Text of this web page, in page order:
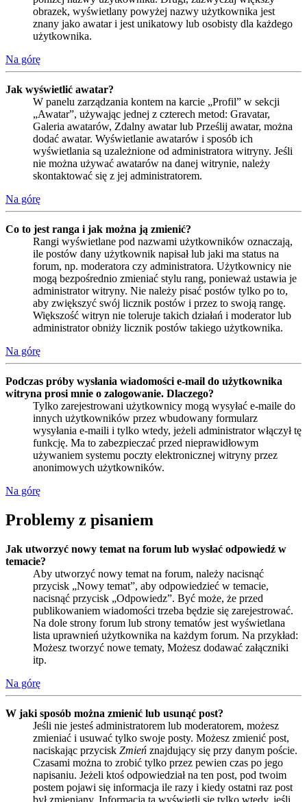
obrazek, wyświetlany powyżej nazwy użytkownika jest
znany jako awatar i jest unikatowy lub osobisty dla każdego
użytkownika.
Na górę
Jak wyświetlić awatar?
W panelu zarządzania kontem na karcie „Profil” w sekcji
„Awatar”, używając jednej z czterech metod: Gravatar,
Galeria awatarów, Zdalny awatar lub Prześlij awatar, można
dodać awatar. Wyświetlanie awatarów i sposób ich
wyświetlania są uzależnione od administratora witryny. Jeśli
nie można używać awatarów na danej witrynie, należy
skontaktować się z jej administratorem.
Na górę
Co to jest ranga i jak można ją zmienić?
Rangi wyświetlane pod nazwami użytkowników oznaczają,
ile postów dany użytkownik napisał lub jaki ma status na
forum, np. moderatora czy administratora. Użytkownicy nie
mogą bezpośrednio zmieniać stylu rang, ponieważ ustawia je
administrator witryny. Nie należy pisać postów tylko po to,
aby zwiększyć swój licznik postów i przez to swoją rangę.
Większość witryn nie toleruje takich działań i moderator lub
administrator obniży licznik postów takiego użytkownika.
Na górę
Podczas próby wysłania wiadomości e-mail do użytkownika
witryna prosi mnie o zalogowanie. Dlaczego?
Tylko zarejestrowani użytkownicy mogą wysyłać e-maile do
innych użytkowników przez wbudowany formularz
wysyłania e-maili i tylko wtedy, jeżeli administrator włączył tę
funkcję. Ma to zabezpieczać przed nieprawidłowym
używaniem systemu poczty elektronicznej witryny przez
anonimowych użytkowników.
Na górę
Problemy z pisaniem
Jak utworzyć nowy temat na forum lub wysłać odpowiedź w
temacie?
Aby utworzyć nowy temat na forum, należy nacisnąć
przycisk „Nowy temat”, aby odpowiedzieć w temacie,
nacisnąć przycisk „Odpowiedz”. Być może, że przed
publikowaniem wiadomości trzeba będzie się zarejestrować.
Na dole strony forum lub strony tematów jest wyświetlana
lista uprawnień użytkownika na każdym forum. Na przykład:
Możesz tworzyć nowe tematy, Możesz dodawać załączniki
itp.
Na górę
W jaki sposób można zmienić lub usunąć post?
Jeśli nie jesteś administratorem lub moderatorem, możesz
zmieniać i usuwać tylko swoje posty. Możesz zmienić post,
naciskając przycisk Zmień znajdujący się przy danym poście.
Czasami można to zrobić tylko przez pewien czas po jego
napisaniu. Jeżeli ktoś odpowiedział na ten post, pod twoim
postem pojawi się informacja ile razy i kiedy ostatni raz post
był zmieniany. Informacja ta wyświetli się tylko wtedy, jeśli